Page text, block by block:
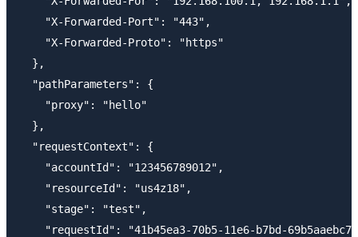
    "X-Forwarded-Port": "443",
    "X-Forwarded-Proto": "https"
  },
  "pathParameters": {
    "proxy": "hello"
  },
  "requestContext": {
    "accountId": "123456789012",
    "resourceId": "us4z18",
    "stage": "test",
"requestId": "41b45ea3-70b5-11e6-b7bd-